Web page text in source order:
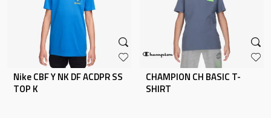
Nike CBF Y NK DF ACDPR SS
TOP K
CHAMPION CH BASIC T-
SHIRT